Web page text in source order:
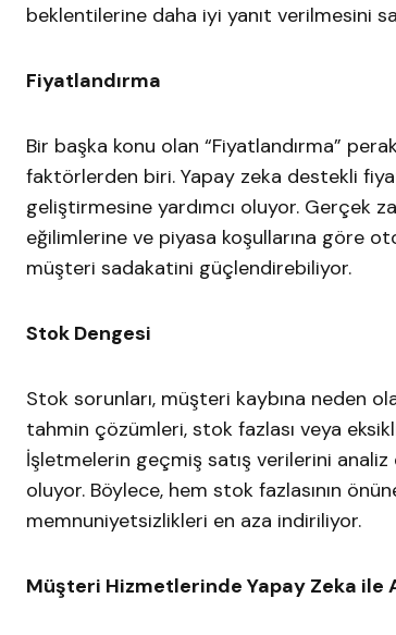
beklentilerine daha iyi yanıt verilmesini
Fiyatlandırma
Bir başka konu olan “Fiyatlandırma”
faktörlerden biri. Yapay zeka destekli
geliştirmesine yardımcı oluyor. Gerçek
eğilimlerine ve piyasa koşullarına göre
müşteri sadakatini güçlendirebiliyor.
Stok Dengesi
Stok sorunları, müşteri kaybına neden
tahmin çözümleri, stok fazlası veya
İşletmelerin geçmiş satış verilerini
oluyor. Böylece, hem stok fazlasının
memnuniyetsizlikleri en aza indiriliyor.
Müşteri Hizmetlerinde Yapay Zeka ile